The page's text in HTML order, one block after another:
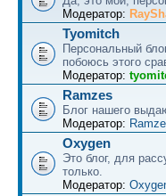
Модератор:
Tyomitch
Персональный
побоюсь этого
Модератор:
Ramzes
Блог нашего
Модератор:
Oxygen
Это блог, для
только.
Модератор: